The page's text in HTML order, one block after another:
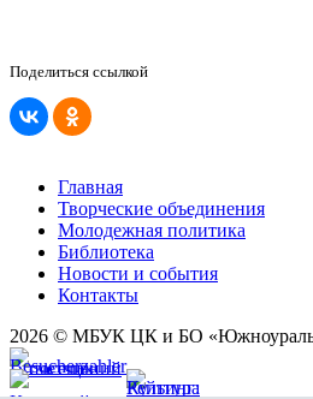
Поделиться ссылкой
Главная
Творческие объединения
Молодежная политика
Библиотека
Новости и события
Контакты
2026 © МБУК ЦК и БО